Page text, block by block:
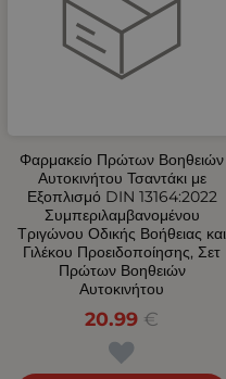
Φαρμακείο Πρώτων Βοηθειών
Αυτοκινήτου Τσαντάκι με
Εξοπλισμό DIN 13164:2022
Συμπεριλαμβανομένου
Τριγώνου Οδικής Βοήθειας και
Γιλέκου Προειδοποίησης, Σετ
Πρώτων Βοηθειών
Αυτοκινήτου
20.99 €